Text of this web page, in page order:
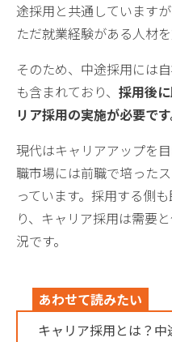
途採用と共通しています
ただ就業経験がある人材
そのため、中途採用には
も含まれており、 採用後
リア採用の実施が必要です
現代はキャリアアップを
職市場には前職で培った
っています。採用する側
り、キャリア採用は需要
況です。
あわせて読みたい
キャリア採用とは？